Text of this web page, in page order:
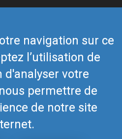
navigation sur ce
l’utilisation de
d'analyser votre
permettre de
de notre site
592-8862